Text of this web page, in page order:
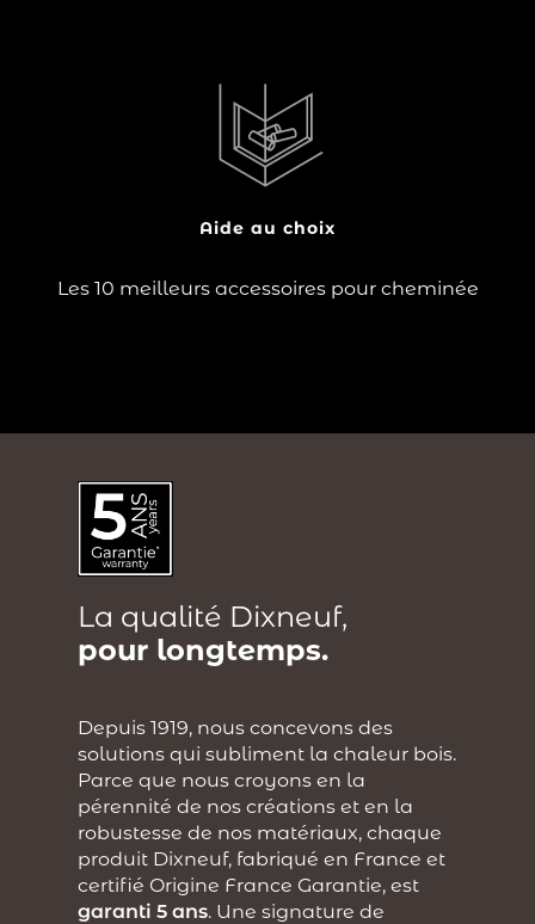
Aide au choix
Les 10 meilleurs accessoires pour cheminée
Les accessoires pour cheminée jouent un rôle
important dans l’utilisation au quotidien de votre
appareil de chauffage au bois. Des accessoires de
cheminée apportant praticité, décoration et sécurité
La qualité Dixneuf,
pour longtemps.
Depuis 1919, nous concevons des
solutions qui subliment la chaleur bois.
Parce que nous croyons en la
pérennité de nos créations et en la
robustesse de nos matériaux, chaque
produit Dixneuf, fabriqué en France et
certifié Origine France Garantie, est
garanti 5 ans. Une signature de